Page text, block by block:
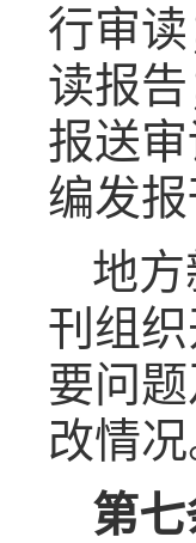
行审
读报
报送
编发
地
刊组
要问
改情况
第